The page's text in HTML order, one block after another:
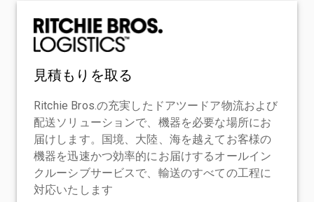
見積もりを取る
Ritchie Bros.の充実したドアツードア物流および
配送ソリューションで、機器を必要な場所にお
届けします。国境、大陸、海を越えてお客様の
機器を迅速かつ効率的にお届けするオールイン
クルーシブサービスで、輸送のすべての工程に
対応いたします